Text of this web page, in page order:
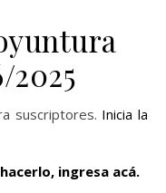
2025
suscriptores. Inicia la
ingresa acá.